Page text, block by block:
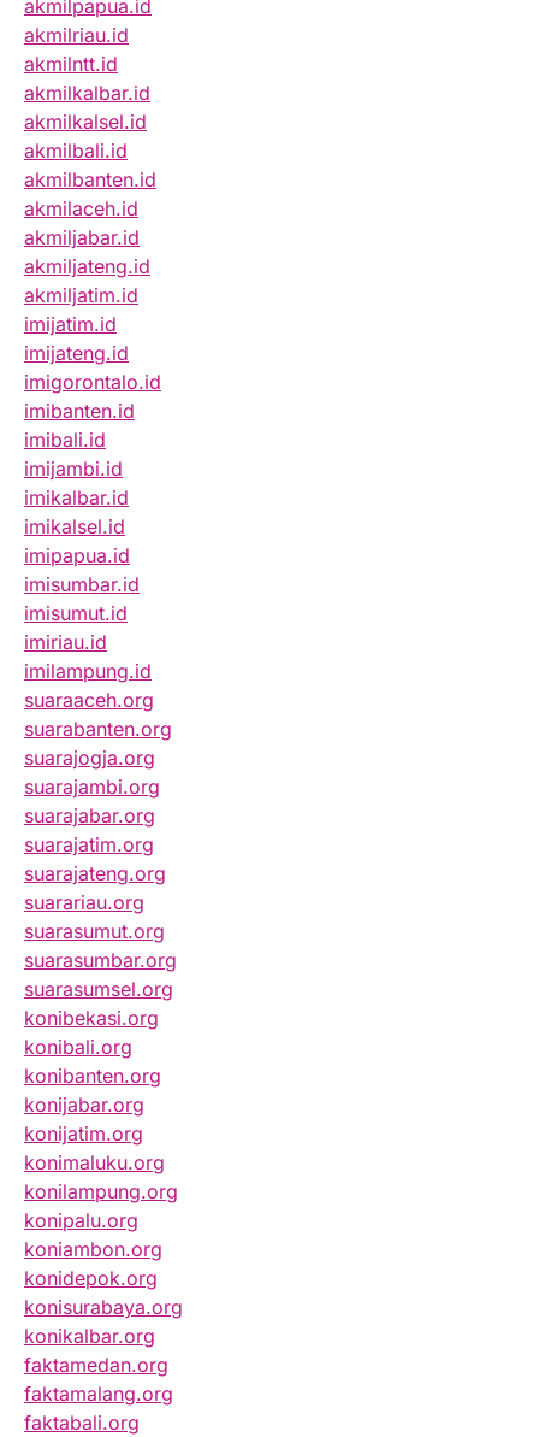
akmilpapua.id
akmilriau.id
akmilntt.id
akmilkalbar.id
akmilkalsel.id
akmilbali.id
akmilbanten.id
akmilaceh.id
akmiljabar.id
akmiljateng.id
akmiljatim.id
imijatim.id
imijateng.id
imigorontalo.id
imibanten.id
imibali.id
imijambi.id
imikalbar.id
imikalsel.id
imipapua.id
imisumbar.id
imisumut.id
imiriau.id
imilampung.id
suaraaceh.org
suarabanten.org
suarajogja.org
suarajambi.org
suarajabar.org
suarajatim.org
suarajateng.org
suarariau.org
suarasumut.org
suarasumbar.org
suarasumsel.org
konibekasi.org
konibali.org
konibanten.org
konijabar.org
konijatim.org
konimaluku.org
konilampung.org
konipalu.org
koniambon.org
konidepok.org
konisurabaya.org
konikalbar.org
faktamedan.org
faktamalang.org
faktabali.org